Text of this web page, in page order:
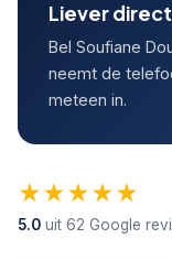
Liever
Bel Soufiane
neemt de
meteen in.
★★★★★
5.0 uit 62 Google